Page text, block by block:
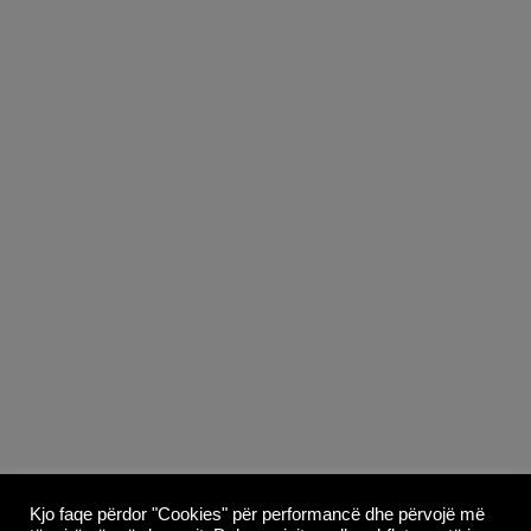
Copyright © 2026Whoop Theme - Powered by
Kjo faqe përdor "Cookies" për performancë dhe përvojë më